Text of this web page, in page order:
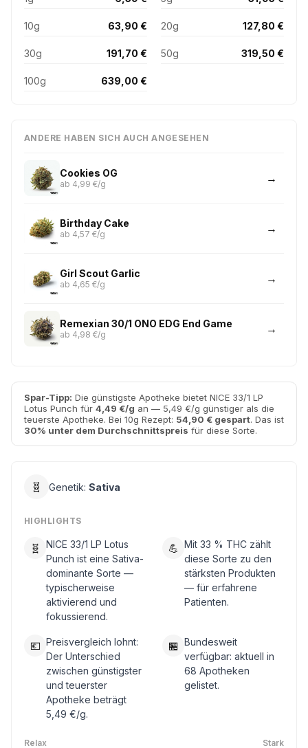
10g 63,90 € 20g 127,80 €
30g 191,70 € 50g 319,50 €
100g 639,00 €
ANDERE HABEN SICH AUCH ANGESEHEN
Cookies OG
ab 4,99 €/g
Birthday Cake
ab 4,57 €/g
Girl Scout Garlic
ab 4,65 €/g
Remexian 30/1 ONO EDG End Game
ab 4,98 €/g
Spar-Tipp: Die günstigste Apotheke bietet NICE 33/1 LP
Lotus Punch für 4,49 €/g an — 5,49 €/g günstiger als die
teuerste Apotheke. Bei 10g Rezept: 54,90 € gespart. Das ist
30% unter dem Durchschnittspreis für diese Sorte.
🧬 Genetik: Sativa
HIGHLIGHTS
🧬
NICE 33/1 LP Lotus
Punch ist eine Sativa-
dominante Sorte —
typischerweise
aktivierend und
fokussierend.
💪 Mit 33 % THC zählt
diese Sorte zu den
stärksten Produkten
— für erfahrene
Patienten.
💶 Preisvergleich lohnt:
Der Unterschied
zwischen günstigster
und teuerster
Apotheke beträgt
5,49 €/g.
🏪 Bundesweit
verfügbar: aktuell in
68 Apotheken
gelistet.
Relax Stark